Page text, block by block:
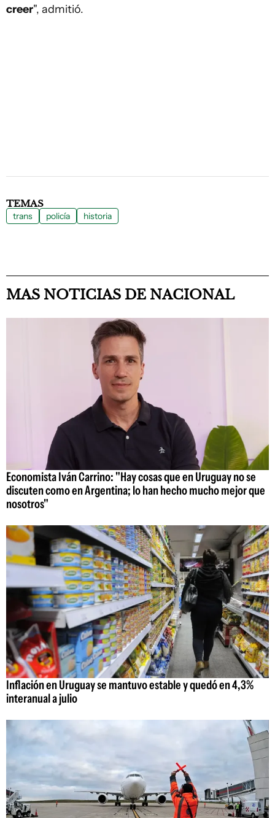
creer", admitió.
TEMAS
trans policía historia
MAS NOTICIAS DE NACIONAL
Economista Iván Carrino: "Hay cosas que en Uruguay no se
discuten como en Argentina; lo han hecho mucho mejor que
nosotros"
Inflación en Uruguay se mantuvo estable y quedó en 4,3%
interanual a julio